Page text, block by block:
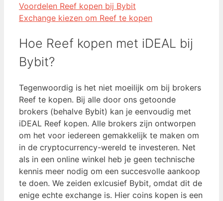
Voordelen Reef kopen bij Bybit
Exchange kiezen om Reef te kopen
Hoe Reef kopen met iDEAL bij
Bybit?
Tegenwoordig is het niet moeilijk om bij brokers
Reef te kopen. Bij alle door ons getoonde
brokers (behalve Bybit) kan je eenvoudig met
iDEAL Reef kopen. Alle brokers zijn ontworpen
om het voor iedereen gemakkelijk te maken om
in de cryptocurrency-wereld te investeren. Net
als in een online winkel heb je geen technische
kennis meer nodig om een ​​succesvolle aankoop
te doen. We zeiden exlcusief Bybit, omdat dit de
enige echte exchange is. Hier coins kopen is een